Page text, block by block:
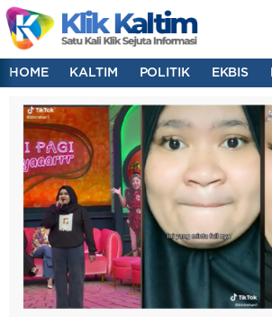
HOME KALTIM POLITIK EKBIS